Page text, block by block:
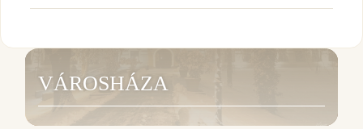
VÁROSHÁZA